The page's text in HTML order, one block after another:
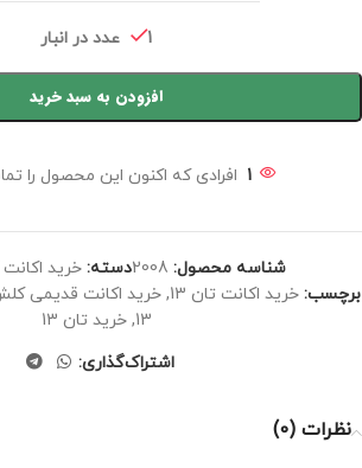
1 عدد در انبار
افزودن به سبد خرید
1 افرادی که اکنون این محصول را
شناسه محصول: 2008دسته: خرید
برچسب: خرید اکانت تان 13 , خرید اکانت قدیمی
13
, خرید تان 13
اشتراک‌گذاری:
نظرات (0)